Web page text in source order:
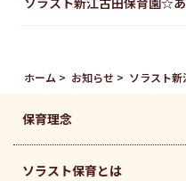
ホーム お知らせ ソラスト
保育理念
ソラスト保育とは